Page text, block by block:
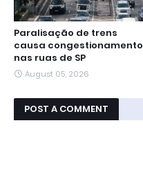
Paralisação de trens
causa congestionamento
nas ruas de SP
August 05, 2026
POST A COMMENT